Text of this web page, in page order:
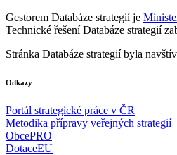
Gestorem Databáze strategií je
Technické řešení Databáze strategií
Stránka Databáze strategií byla
Odkazy
Portál strategické práce v ČR
Metodika přípravy veřejných strategií
ObcePRO
DotaceEU